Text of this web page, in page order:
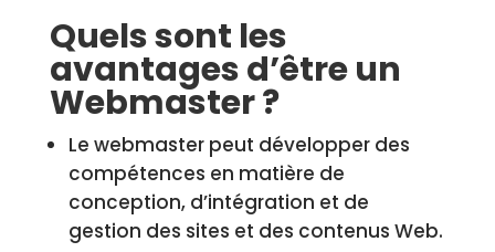
Quels sont les
avantages d’être un
Webmaster ?
Le webmaster peut développer des
compétences en matière de
conception, d’intégration et de
gestion des sites et des contenus Web.